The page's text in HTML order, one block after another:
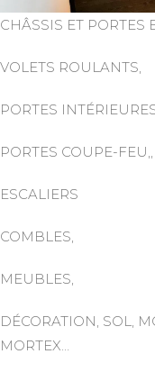
CHÂSSIS ET PORTES
VOLETS ROULANTS,
PORTES
PORTES COUPE-FEU,,
ESCALIERS
COMBLES,
MEUBLES,
DÉCORATION, SOL,
MORTEX…